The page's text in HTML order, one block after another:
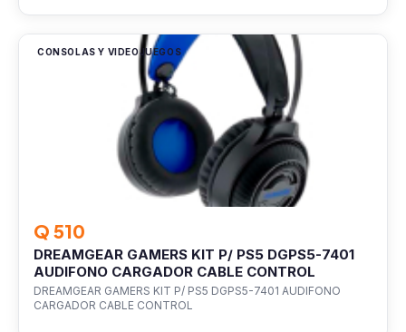
CONSOLAS Y VIDEOJUEGOS
Q 510
DREAMGEAR GAMERS KIT P/ PS5 DGPS5-7401
AUDIFONO CARGADOR CABLE CONTROL
DREAMGEAR GAMERS KIT P/ PS5 DGPS5-7401 AUDIFONO
CARGADOR CABLE CONTROL